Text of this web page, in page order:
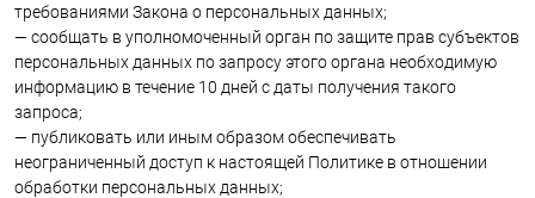
требованиями Закона о персональных данных;
— сообщать в уполномоченный орган по защите прав субъектов
персональных данных по запросу этого органа необходимую
информацию в течение 10 дней с даты получения такого
запроса;
— публиковать или иным образом обеспечивать
неограниченный доступ к настоящей Политике в отношении
обработки персональных данных;